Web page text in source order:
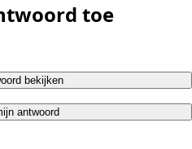
toe
bekijken
antwoord